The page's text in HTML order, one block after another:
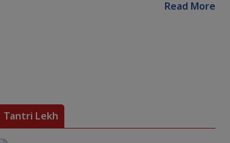
Read More
Tantri Lekh